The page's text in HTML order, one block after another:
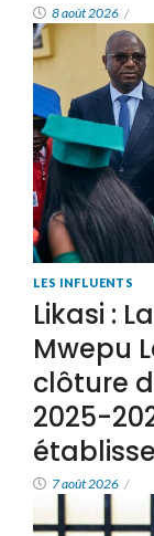
8 août 2026 /
LES INFLUENTS
Likasi :
Mwepu
clôture
2025-
7 août 2026 /